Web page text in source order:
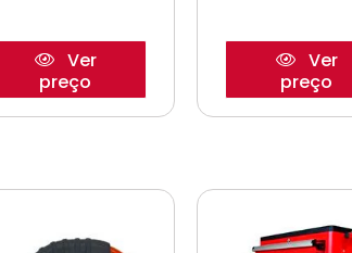
Ver
preço
Ver
preço